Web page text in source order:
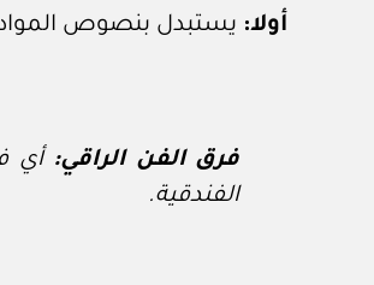
أولا: يستبدل بنصوص المواد (١) بند ٣، (٢٧)، (٣٧) من اللائحة التنفيذية لقانون السياحة المشار إليها
فرق الفن الراقي: أي
الفندقية.